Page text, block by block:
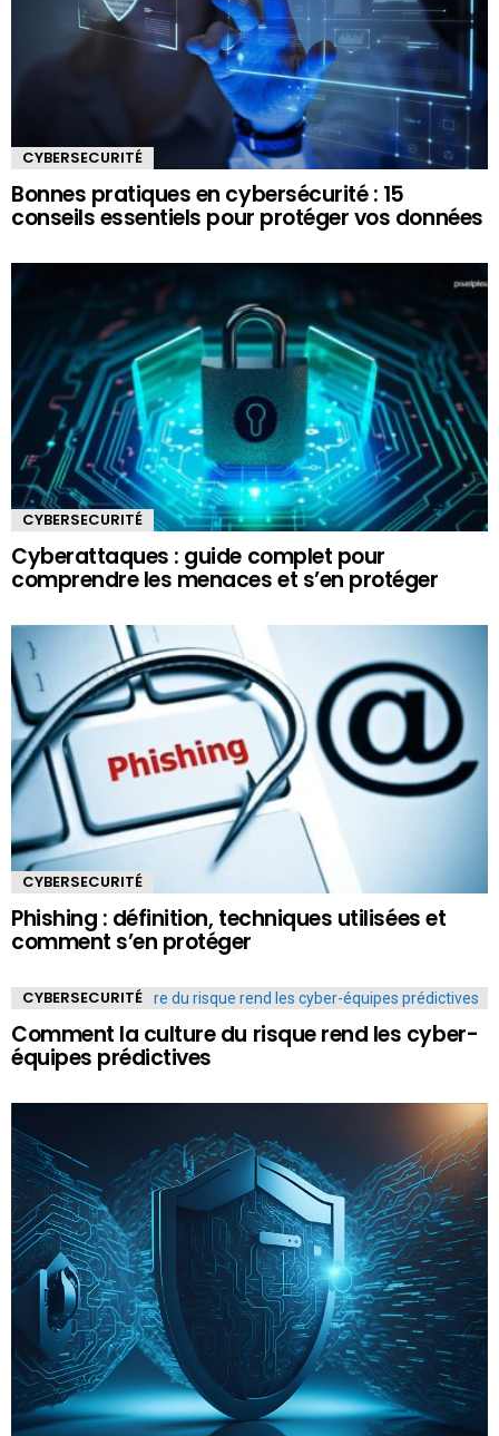
CYBERSECURITÉ
Bonnes pratiques en cybersécurité : 15
conseils essentiels pour protéger vos données
CYBERSECURITÉ
Cyberattaques : guide complet pour
comprendre les menaces et s’en protéger
CYBERSECURITÉ
Phishing : définition, techniques utilisées et
comment s’en protéger
CYBERSECURITÉ
Comment la culture du risque rend les cyber-
équipes prédictives